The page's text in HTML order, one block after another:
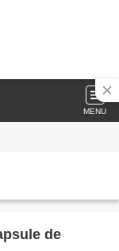
MENU
de